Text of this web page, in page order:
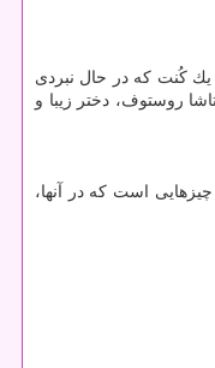
نامشروع یك كُنت كه در حال نبردی
روستوف، دختر زیبا و
است كه در آنها،